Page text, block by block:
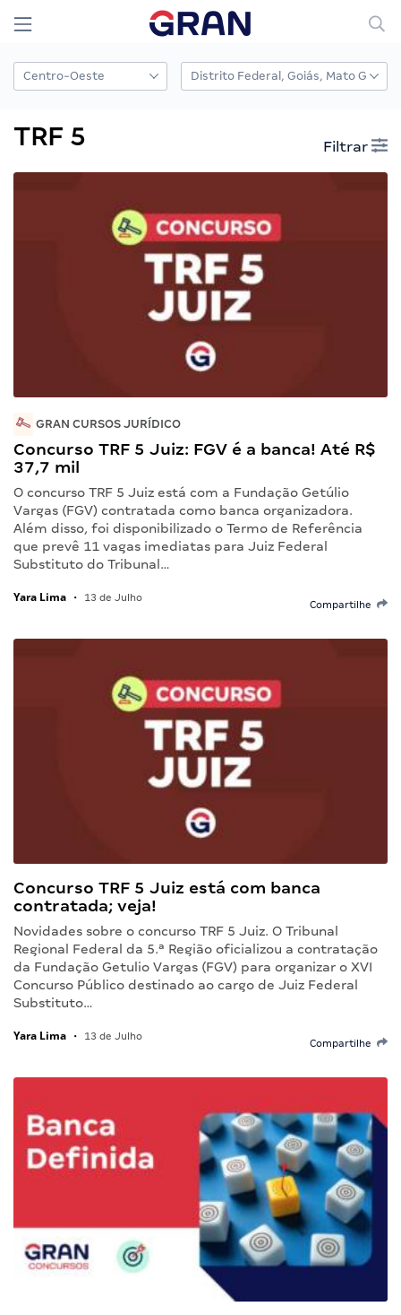
TRF 5 Filtrar
GRAN CURSOS JURÍDICO
Concurso TRF 5 Juiz: FGV é a banca! Até R$
37,7 mil
O concurso TRF 5 Juiz está com a Fundação Getúlio
Vargas (FGV) contratada como banca organizadora.
Além disso, foi disponibilizado o Termo de Referência
que prevê 11 vagas imediatas para Juiz Federal
Substituto do Tribunal…
Yara Lima • 13 de Julho
Compartilhe
Concurso TRF 5 Juiz está com banca
contratada; veja!
Novidades sobre o concurso TRF 5 Juiz. O Tribunal
Regional Federal da 5.ª Região oficializou a contratação
da Fundação Getulio Vargas (FGV) para organizar o XVI
Concurso Público destinado ao cargo de Juiz Federal
Substituto…
Yara Lima • 13 de Julho
Compartilhe